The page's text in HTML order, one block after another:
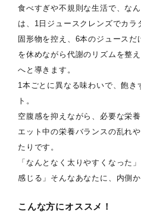
食べすぎや不規則な生活で、な
は、1日ジュースクレンズでカラ
固形物を控え、6本のジュース
を休めながら代謝のリズムを整
へと導きます。
1本ごとに異なる味わいで、飽き
ト。
空腹感を抑えながら、必要な栄
エット中の栄養バランスの乱れ
たりです。
「なんとなく太りやすくなった
感じる」そんなあなたに、内側か
こんな方にオススメ！